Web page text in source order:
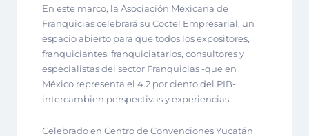
En este marco, la Asociación Mexicana de
Franquicias celebrará su Coctel Empresarial, un
espacio abierto para que todos los expositores,
franquiciantes, franquiciatarios, consultores y
especialistas del sector Franquicias -que en
México representa el 4.2 por ciento del PIB-
intercambien perspectivas y experiencias.
Celebrado en Centro de Convenciones Yucatán